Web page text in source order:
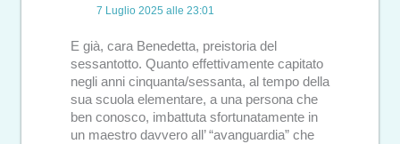
7 Luglio 2025 alle 23:01
E già, cara Benedetta, preistoria del
sessantotto. Quanto effettivamente capitato
negli anni cinquanta/sessanta, al tempo della
sua scuola elementare, a una persona che
ben conosco, imbattuta sfortunatamente in
un maestro davvero all’ “avanguardia” che